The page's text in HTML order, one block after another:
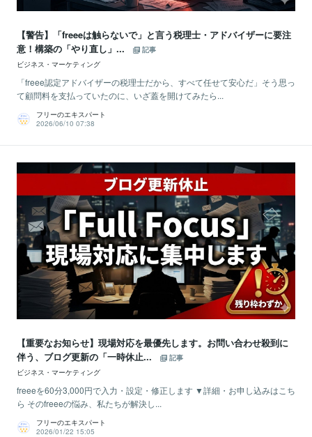
【警告】「freeeは触らないで」と言う税理士・アドバイザーに要注
意！構築の「やり直し」...
記事
ビジネス・マーケティング
「freee認定アドバイザーの税理士だから、すべて任せて安心だ」そう思っ
て顧問料を支払っていたのに、いざ蓋を開けてみたら...
フリーのエキスパート
2026/06/10 07:38
【重要なお知らせ】現場対応を最優先します。お問い合わせ殺到に
伴う、ブログ更新の「一時休止...
記事
ビジネス・マーケティング
freeeを60分3,000円で入力・設定・修正します ▼詳細・お申し込みはこち
ら そのfreeeの悩み、私たちが解決し...
フリーのエキスパート
2026/01/22 15:05